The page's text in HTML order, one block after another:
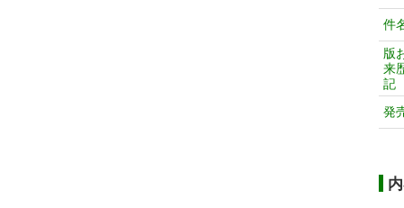
件
版
来
記
発